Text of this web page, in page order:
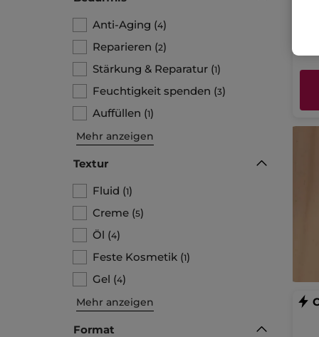
Anti-Aging (4)
Reparieren (2)
Stärkung & Reparatur (1)
Feuchtigkeit spenden (3)
Auffüllen (1)
Mehr anzeigen
Textur
Fluid (1)
Creme (5)
Öl (4)
Feste Kosmetik (1)
Gel (4)
Mehr anzeigen
Format